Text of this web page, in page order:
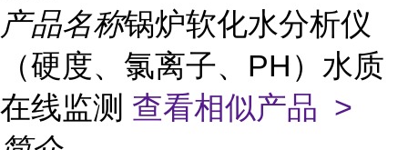
产品名称锅炉软化水分析仪
（硬度、氯离子、PH）水质
在线监测 查看相似产品 >